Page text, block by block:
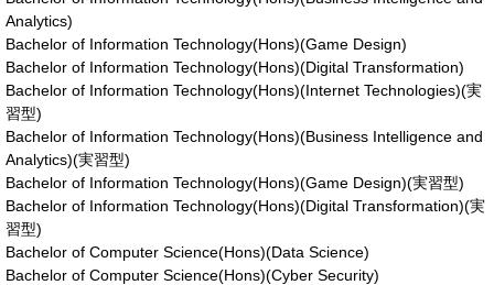
Analytics)
Bachelor of Information Technology(Hons)(Game Design)
Bachelor of Information Technology(Hons)(Digital Transformation)
Bachelor of Information Technology(Hons)(Internet Technologies)(実
習型)
Bachelor of Information Technology(Hons)(Business Intelligence and
Analytics)(実習型)
Bachelor of Information Technology(Hons)(Game Design)(実習型)
Bachelor of Information Technology(Hons)(Digital Transformation)(実
習型)
Bachelor of Computer Science(Hons)(Data Science)
Bachelor of Computer Science(Hons)(Cyber Security)